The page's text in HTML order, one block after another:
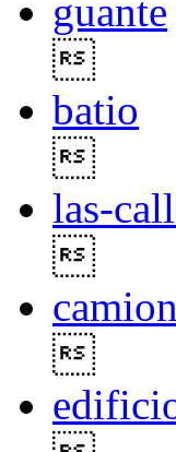
guante
batio
las-
camion